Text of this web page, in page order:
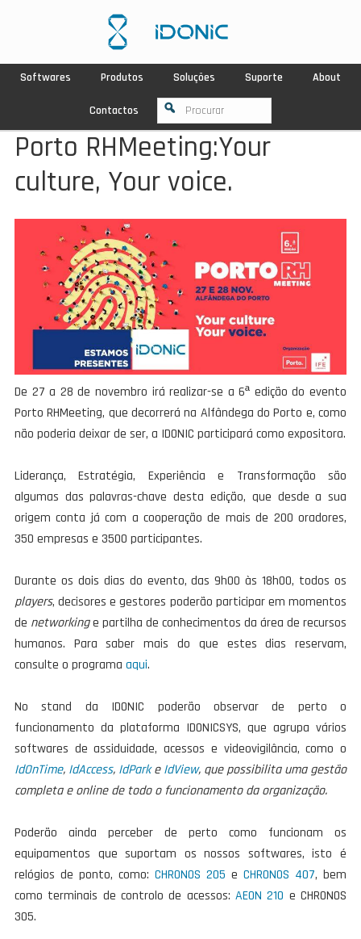
Softwares Produtos Soluções Suporte About
Contactos
Porto RHMeeting:Your
culture, Your voice.
De 27 a 28 de novembro irá realizar-se a 6ª edição do evento
Porto RHMeeting, que decorrerá na Alfândega do Porto e, como
não poderia deixar de ser, a IDONIC participará como expositora.
Liderança, Estratégia, Experiência e Transformação são
algumas das palavras-chave desta edição, que desde a sua
origem conta já com a cooperação de mais de 200 oradores,
350 empresas e 3500 participantes.
Durante os dois dias do evento, das 9h00 às 18h00, todos os
players, decisores e gestores poderão participar em momentos
de networkinge partilha de conhecimentos da área de recursos
humanos. Para saber mais do que estes dias reservam,
consulte o programa aqui.
No stand da IDONIC poderão observar de perto o
funcionamento da plataforma IDONICSYS, que agrupa vários
softwares de assiduidade, acessos e videovigilância, como o
IdOnTime, IdAccess, IdParkeIdView, que possibilita uma gestão
completa e online de todo o funcionamento da organização.
Poderão ainda perceber de perto como funcionam os
equipamentos que suportam os nossos softwares, isto é
relógios de ponto, como: CHRONOS 205 eCHRONOS 407, bem
como terminais de controlo de acessos:AEON 210 e CHRONOS
305.